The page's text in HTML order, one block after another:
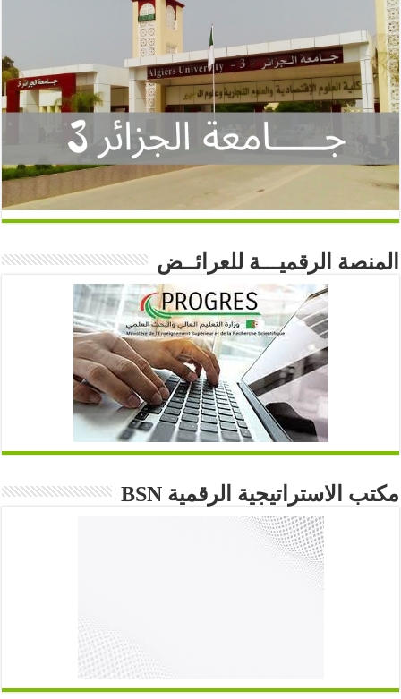
المنصة الرقميـــة للعرائــض
مكتب الاستراتيجية الرقمية BSN